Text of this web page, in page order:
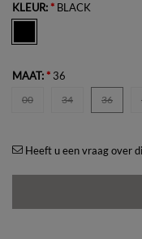
KLEUR:* BLACK
MAAT:* 36
00 34 36
Heeft u een vraag over